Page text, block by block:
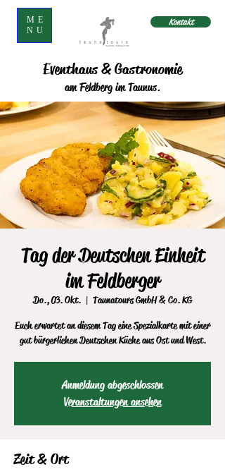
ME
NU
Kontakt
Eventhaus & Gastronomie
am Feldberg im Taunus.
Tag der Deutschen Einheit
im Feldberger
Do., 03. Okt.
  |
Taunatours GmbH & Co. KG
Euch erwartet an diesem Tag eine Spezialkarte mit einer
gut bürgerlichen Deutschen Küche aus Ost und West.
Anmeldung abgeschlossen
Veranstaltungen ansehen
Zeit & Ort